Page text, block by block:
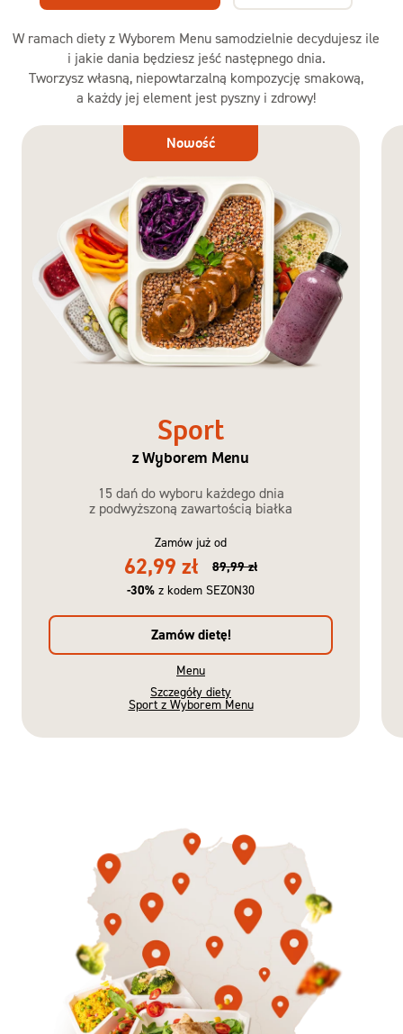
W ramach diety z Wyborem Menu samodzielnie decydujesz ile
i jakie dania będziesz jeść następnego dnia.
Tworzysz własną, niepowtarzalną kompozycję smakową,
a każdy jej element jest pyszny i zdrowy!
Dieta
Nowość
Sport
z Wyborem Menu
15 dań do wyboru każdego dnia
z podwyższoną zawartością białka
Zamów już od
62,99 zł
89,99 zł
-30% z kodem SEZON30
Zamów dietę!
Menu
Szczegóły diety
Sport z Wyborem Menu